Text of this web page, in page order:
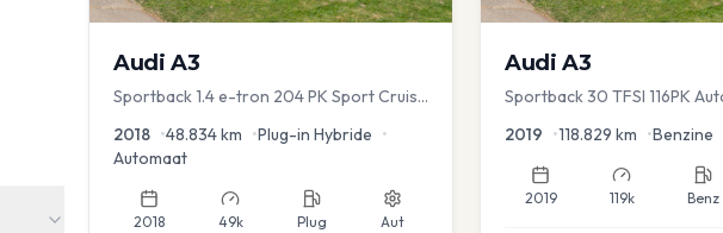
Audi A3
Sportback 1.4 e-tron 204 PK Sport Cruise
2018 •48.834km •Plug-in Hybride •
Automaat
2018 49k Plug Aut
Audi A3
Sportback 30 TFSI 116PK
2019 •118.829 km •Benzine
2019 119k Benz